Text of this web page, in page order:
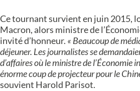
Ce tournant survient en juin 2015,
Macron, alors ministre de
invité d’honneur. « Beaucoup de
déjeuner. Les journalistes se
d’affaires où le ministre de l’Économie
énorme coup de projecteur pour le
souvient Harold Parisot.